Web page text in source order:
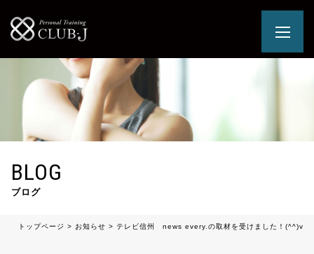
BLOG
ブログ
トップページ > お知らせ > テレビ信州 news every.の取材を受けました！(^^)v